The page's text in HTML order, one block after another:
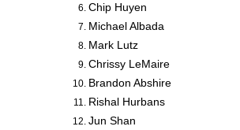
Chip Huyen
Michael Albada
Mark Lutz
Chrissy LeMaire
Brandon Abshire
Rishal Hurbans
Jun Shan